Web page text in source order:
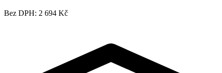
Bez DPH: 2 694 Kč